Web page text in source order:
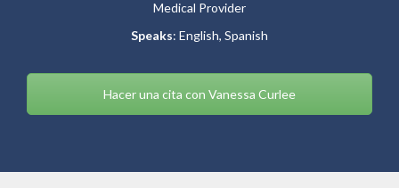
Medical Provider
Speaks: English, Spanish
Hacer una cita con Vanessa Curlee